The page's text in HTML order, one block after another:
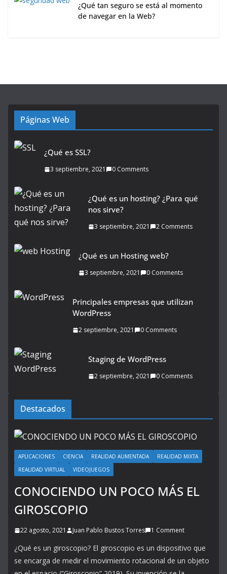
¿Qué tan seguro se está al momento
de navegar en la Web?
Páginas Web
¿Qué es SSL?
3 septiembre, 2021 0 Comments
¿Qué es un hosting? ¿Para qué
nos sirve?
3 septiembre, 2021 2 Comments
¿Qué es un Hosting web?
3 septiembre, 2021 0 Comments
Principales empresas que utilizan
WordPress
2 septiembre, 2021 0 Comments
Staging de WordPress
2 septiembre, 2021 0 Comments
Destacados
APLICACIONES CIENCIA REALIDAD AUMENTADA
REALIDAD MIXTA
REALIDAD VIRTUAL
VIDEOJUEGOS
CONOCIENDO UN POCO MÁS EL
GIROSCOPIO
22 agosto, 2021 Juan Pablo Bustos Torres 1 Comment
¿Qué es un giroscopio? El giroscopio es un dispositivo que
se encarga de medir el movimiento rotacional de un objeto